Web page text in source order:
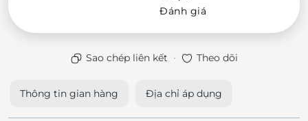
Đánh giá
Sao chép liên kết · Theo dõi
Thông tin gian hàng Địa chỉ áp dụng